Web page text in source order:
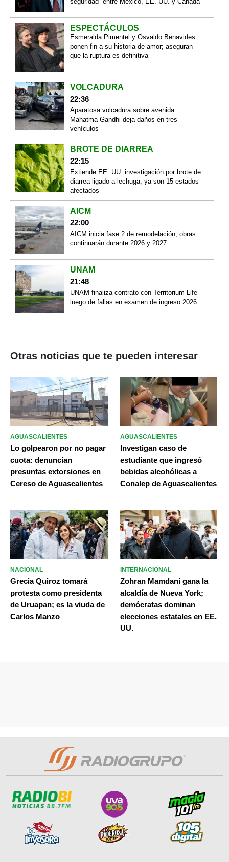
ESPECTÁCULOS
Esmeralda Pimentel y Osvaldo Benavides
ponen fin a su historia de amor; aseguran
que la ruptura es definitiva
VOLCADURA
22:36
Aparatosa volcadura sobre avenida
Mahatma Gandhi deja daños en tres
vehículos
BROTE DE DIARREA
22:15
Extiende EE. UU. investigación por brote de
diarrea ligado a lechuga; ya son 15 estados
afectados
AICM
22:00
AICM inicia fase 2 de remodelación; obras
continuarán durante 2026 y 2027
UNAM
21:48
UNAM finaliza contrato con Territorium Life
luego de fallas en examen de ingreso 2026
Otras noticias que te pueden interesar
AGUASCALIENTES
Lo golpearon por no pagar
cuota: denuncian
presuntas extorsiones en
Cereso de Aguascalientes
AGUASCALIENTES
Investigan caso de
estudiante que ingresó
bebidas alcohólicas a
Conalep de Aguascalientes
NACIONAL
Grecia Quiroz tomará
protesta como presidenta
de Uruapan; es la viuda de
Carlos Manzo
INTERNACIONAL
Zohran Mamdani gana la
alcaldía de Nueva York;
demócratas dominan
elecciones estatales en EE.
UU.